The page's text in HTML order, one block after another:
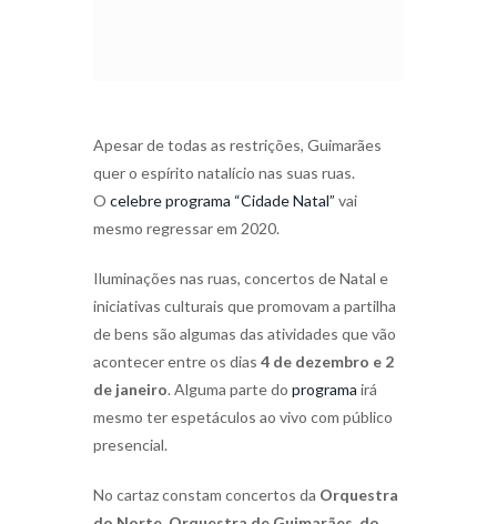
Apesar de todas as restrições, Guimarães
quer o espírito natalício nas suas ruas.
O celebre programa “Cidade Natal” vai
mesmo regressar em 2020.
Iluminações nas ruas, concertos de Natal e
iniciativas culturais que promovam a partilha
de bens são algumas das atividades que vão
acontecer entre os dias 4 de dezembro e 2
de janeiro. Alguma parte do programa irá
mesmo ter espetáculos ao vivo com público
presencial.
No cartaz constam concertos da Orquestra